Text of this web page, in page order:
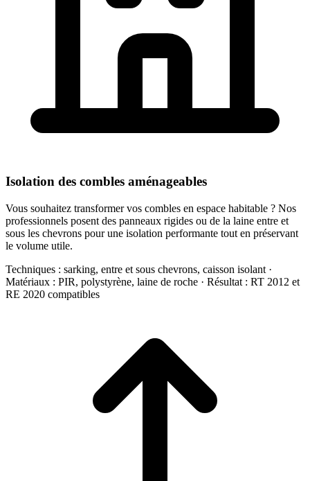
Isolation des combles aménageables
Vous souhaitez transformer vos combles en espace habitable ? Nos
professionnels posent des panneaux rigides ou de la laine entre et
sous les chevrons pour une isolation performante tout en préservant
le volume utile.
Techniques : sarking, entre et sous chevrons, caisson isolant ·
Matériaux : PIR, polystyrène, laine de roche · Résultat : RT 2012 et
RE 2020 compatibles